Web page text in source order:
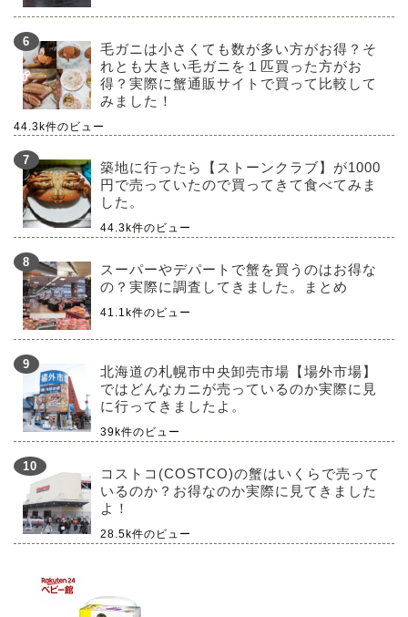
毛ガニは小さくても数が多い方がお得？そ
れとも大きい毛ガニを１匹買った方がお
得？実際に蟹通販サイトで買って比較して
みました！
44.3k件のビュー
築地に行ったら【ストーンクラブ】が1000
円で売っていたので買ってきて食べてみま
した。
44.3k件のビュー
スーパーやデパートで蟹を買うのはお得な
の？実際に調査してきました。まとめ
41.1k件のビュー
北海道の札幌市中央卸売市場【場外市場】
ではどんなカニが売っているのか実際に見
に行ってきましたよ。
39k件のビュー
コストコ(COSTCO)の蟹はいくらで売って
いるのか？お得なのか実際に見てきました
よ！
28.5k件のビュー